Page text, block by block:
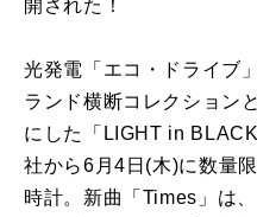
開された！
光発電「エコ・ドライブ
ランド横断コレクション
にした「LIGHT in
社から6月4日(木)に数量
時計。新曲「Times」は